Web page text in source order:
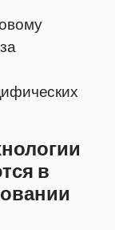
в